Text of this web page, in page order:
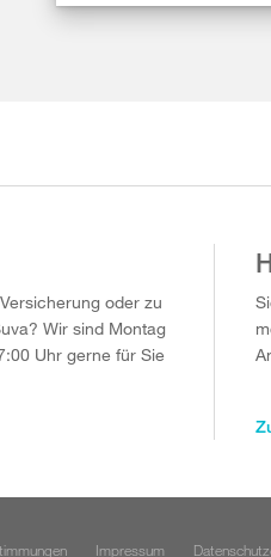
oder zu
Wir sind Montag
Uhr gerne für Sie
Impressum